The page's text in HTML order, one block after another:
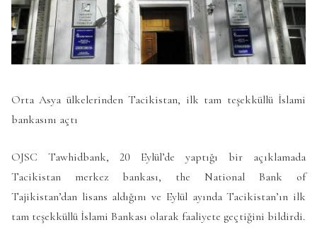
Orta Asya ülkelerinden Tacikistan, ilk tam teşekküllü İslami
bankasını açtı
OJSC Tawhidbank, 20 Eylül’de yaptığı bir açıklamada
Tacikistan merkez bankası, the National Bank of
Tajikistan’dan lisans aldığını ve Eylül ayında Tacikistan’ın ilk
tam teşekküllü İslami Bankası olarak faaliyete geçtiğini bildirdi.